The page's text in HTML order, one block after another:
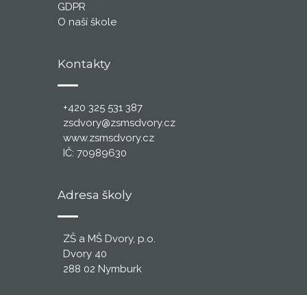
GDPR
O naší škole
Kontakty
+420 325 531 387
zsdvory@zsmsdvory.cz
www.zsmsdvory.cz
IČ: 70989630
Adresa školy
ZŠ a MŠ Dvory, p.o.
Dvory 40
288 02 Nymburk